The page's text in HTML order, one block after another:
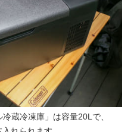
蔵冷凍庫」は容量20Lで、